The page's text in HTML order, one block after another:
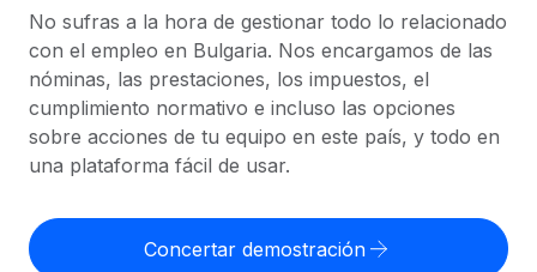
Nómina global
Gestiona las nóminas de forma sencilla y conforme a la
legalidad.
Employer of Record
Expándete en todo el mundo sin gastar en entidades.
cumpliendo la normativa.
COBERTURA MUNDIAL
Explorador de países
Consulta el soporte del empleo global según el país.
Explorador estatal de EE. UU.
Simplifica la contratación en todos los estados de EE.
Comparador de Remote
Recursos
HERRAMIENTAS Y CALCULADORAS
Calculadora del riesgo de clasificación errónea
Consulta el riesgo de clasificación errónea por país.
cualquier país.
Precios
English
No sufras a la hora de gestionar todo lo relacionado
con el empleo en Bulgaria. Nos encargamos de las
nóminas, las prestaciones, los impuestos, el
cumplimiento normativo e incluso las opciones
sobre acciones de tu equipo en este país, y todo en
una plataforma fácil de usar.
Concertar demostración